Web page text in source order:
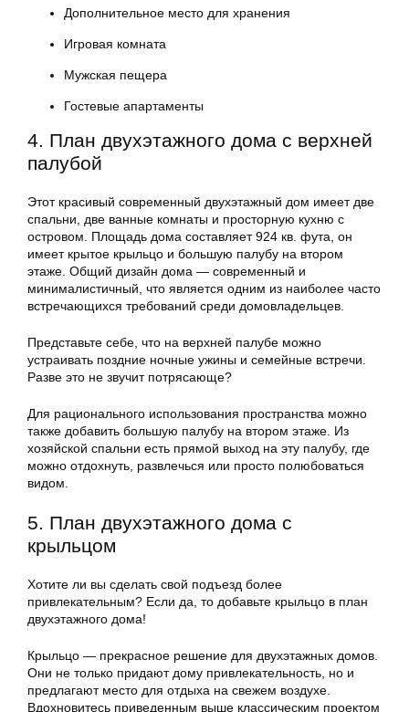
Дополнительное место для хранения
Игровая комната
Мужская пещера
Гостевые апартаменты
4. План двухэтажного дома с верхней
палубой
Этот красивый современный двухэтажный дом имеет две
спальни, две ванные комнаты и просторную кухню с
островом. Площадь дома составляет 924 кв. фута, он
имеет крытое крыльцо и большую палубу на втором
этаже. Общий дизайн дома — современный и
минималистичный, что является одним из наиболее часто
встречающихся требований среди домовладельцев.
Представьте себе, что на верхней палубе можно
устраивать поздние ночные ужины и семейные встречи.
Разве это не звучит потрясающе?
Для рационального использования пространства можно
также добавить большую палубу на втором этаже. Из
хозяйской спальни есть прямой выход на эту палубу, где
можно отдохнуть, развлечься или просто полюбоваться
видом.
5. План двухэтажного дома с
крыльцом
Хотите ли вы сделать свой подъезд более
привлекательным? Если да, то добавьте крыльцо в план
двухэтажного дома!
Крыльцо — прекрасное решение для двухэтажных домов.
Они не только придают дому привлекательность, но и
предлагают место для отдыха на свежем воздухе.
Вдохновитесь приведенным выше классическим проектом